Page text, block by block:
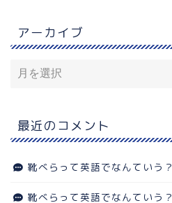
アーカイブ
最近のコメント
靴べらって英語でなんていう？
靴べらって英語でなんていう？